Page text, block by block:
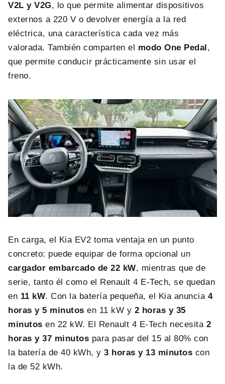
V2L y V2G, lo que permite alimentar dispositivos
externos a 220 V o devolver energía a la red
eléctrica, una característica cada vez más
valorada. También comparten el modo One Pedal ,
que permite conducir prácticamente sin usar el
freno.
En carga, el Kia EV2 toma ventaja en un punto
concreto: puede equipar de forma opcional un
cargador embarcado de 22 kW, mientras que de
serie, tanto él como el Renault 4 E-Tech, se quedan
en 11 kW. Con la batería pequeña, el Kia anuncia4
horas y 5 minutos en 11 kW y 2 horas y 35
minutos en 22 kW. El Renault 4 E-Tech necesita 2
horas y 37 minutos para pasar del 15 al 80% con
la batería de 40 kWh, y3 horas y 13 minutos con
la de 52 kWh.